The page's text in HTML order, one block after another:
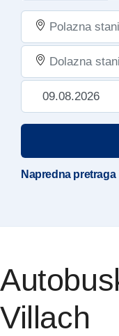
Napredna pretraga
Autobuska stanica
Villach